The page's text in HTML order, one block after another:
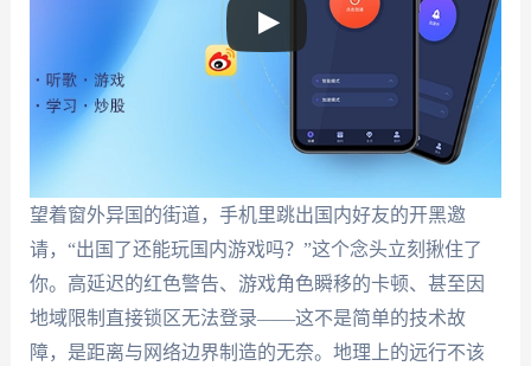
望着窗外异国的街道，手机里跳出国内好友的开黑邀
请，“出国了还能玩国内游戏吗？”这个念头立刻揪住了
你。高延迟的红色警告、游戏角色瞬移的卡顿、甚至因
地域限制直接锁区无法登录——这不是简单的技术故
障，是距离与网络边界制造的无奈。地理上的远行不该